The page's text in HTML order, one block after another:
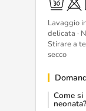
Lavaggio
delicata ·
Stirare a
secco
Come
neonata?